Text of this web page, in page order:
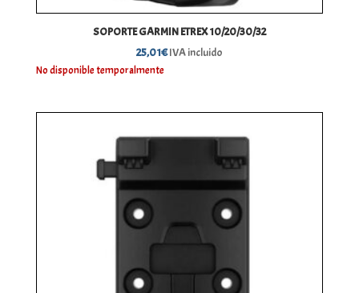
SOPORTE GARMIN ETREX 10/20/30/32
25,01€IVA incluido
No disponible temporalmente